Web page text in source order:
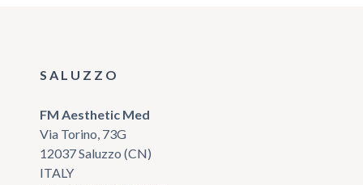
SALUZZO
FM Aesthetic Med
Via Torino, 73G
12037 Saluzzo (CN)
ITALY